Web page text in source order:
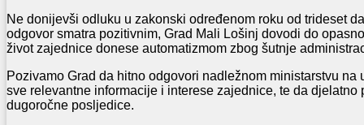
Ne donijevši odluku u zakonski određenom roku od trideset
odgovor smatra pozitivnim, Grad Mali Lošinj dovodi do
život zajednice donese automatizmom zbog šutnje
Pozivamo Grad da hitno odgovori nadležnom ministarstvu na
sve relevantne informacije i interese zajednice, te da djelatno
dugoročne posljedice.